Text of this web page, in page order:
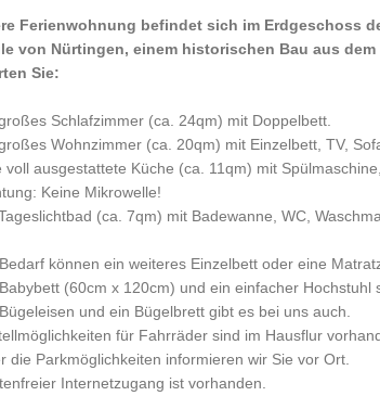
Ferienwohnung befindet sich im Erdgeschoss
von Nürtingen, einem historischen Bau aus
Sie:
Schlafzimmer (ca. 24qm) mit Doppelbett.
Wohnzimmer (ca. 20qm) mit Einzelbett, TV,
voll ausgestattete Küche (ca. 11qm) mit
Keine Mikrowelle!
(ca. 7qm) mit Badewanne, WC,
können ein weiteres Einzelbett oder eine
(60cm x 120cm) und ein einfacher Hochstuhl
und ein Bügelbrett gibt es bei uns auch.
für Fahrräder sind im Hausflur
die Parkmöglichkeiten informieren wir Sie vor Ort.
Internetzugang ist vorhanden.